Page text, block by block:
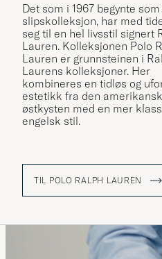
Det som i 1967 begynte
slipskolleksjon, har med
seg til en hel livsstil signert
Lauren. Kolleksjonen Polo
Lauren er grunnsteinen i
Laurens kolleksjoner. Her
kombineres en tidløs og
estetikk fra den
østkysten med en mer
engelsk stil.
TIL POLO RALPH LAUREN